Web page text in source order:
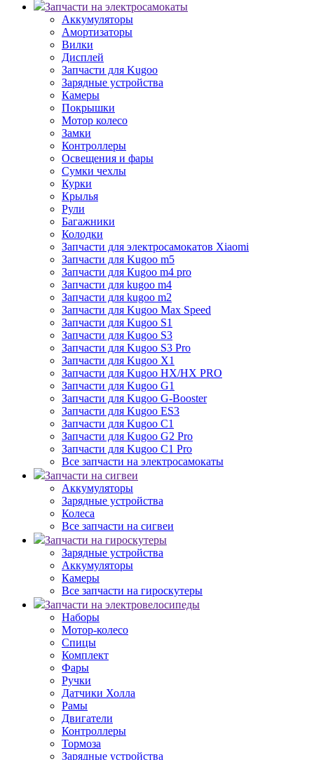
Запчасти на электросамокаты
Аккумуляторы
Амортизаторы
Вилки
Дисплей
Запчасти для Kugoo
Зарядные устройства
Камеры
Покрышки
Мотор колесо
Замки
Контроллеры
Освещения и фары
Сумки чехлы
Курки
Крылья
Рули
Багажники
Колодки
Запчасти для электросамокатов Xiaomi
Запчасти для Kugoo m5
Запчасти для Кugoo m4 pro
Запчасти для kugoo m4
Запчасти для kugoo m2
Запчасти для Kugoo Max Speed
Запчасти для Kugoo S1
Запчасти для Kugoo S3
Запчасти для Kugoo S3 Pro
Запчасти для Kugoo X1
Запчасти для Kugoo HX/HX PRO
Запчасти для Kugoo G1
Запчасти для Kugoo G-Booster
Запчасти для Kugoo ES3
Запчасти для Kugoo C1
Запчасти для Kugoo G2 Pro
Запчасти для Kugoo C1 Pro
Все запчасти на электросамокаты
Запчасти на сигвеи
Аккумуляторы
Зарядные устройства
Колеса
Все запчасти на сигвеи
Запчасти на гироскутеры
Зарядные устройства
Аккумуляторы
Камеры
Все запчасти на гироскутеры
Запчасти на электровелосипеды
Наборы
Мотор-колесо
Спицы
Комплект
Фары
Ручки
Датчики Холла
Рамы
Двигатели
Контроллеры
Тормоза
Зарядные устройства